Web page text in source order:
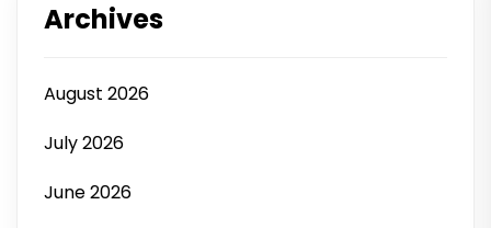
Archives
August 2026
July 2026
June 2026